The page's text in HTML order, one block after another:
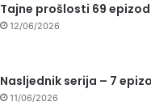
Tajne prošlosti 69
12/06/2026
Nasljednik serija – 7
11/06/2026